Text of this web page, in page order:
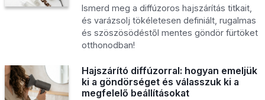
Ismerd meg a diffúzoros hajszárítás titkait,
és varázsolj tökéletesen definiált, rugalmas
és szöszösödéstől mentes göndör fürtöket
otthonodban!
Hajszárító diffúzorral: hogyan emeljük
ki a göndörséget és válasszuk ki a
megfelelő beállításokat